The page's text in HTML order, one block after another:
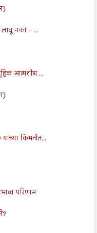
लावू नका - ...
आत्मशोध ...
किंमतीत...
परिणाम